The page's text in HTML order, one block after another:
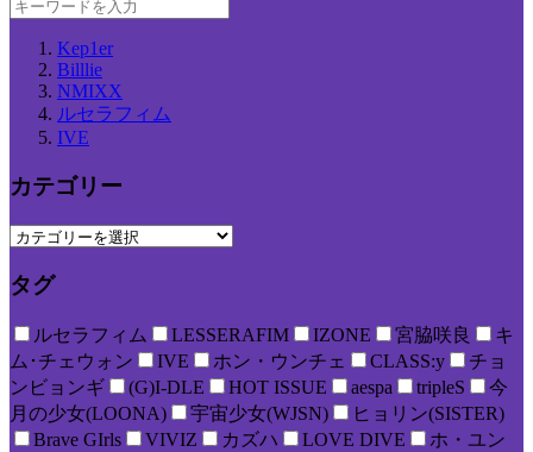
Kep1er
Billlie
NMIXX
ルセラフィム
IVE
カテゴリー
タグ
ルセラフィム LESSERAFIM IZONE 宮脇咲良
キ
ム･チェウォン
IVE ホン・ウンチェ CLASS:y
チョ
ンビョンギ
(G)I-DLE HOT ISSUE aespa tripleS
今
月の少女(LOONA)
宇宙少女(WJSN)
ヒョリン(SISTER)
Brave GIrls
VIVIZ カズハ LOVE DIVE
ホ・ユン